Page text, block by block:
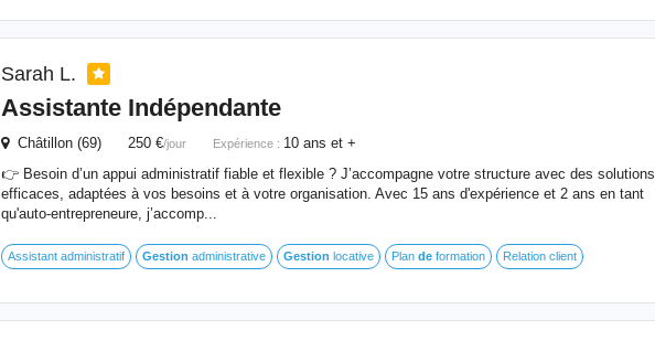
Sarah L.
Assistante Indépendante
Châtillon (69) 250 €/jour Expérience : 10 ans et +
👉 Besoin d’un appui administratif fiable et flexible ? J’accompagne votre structure avec des solutions
efficaces, adaptées à vos besoins et à votre organisation. Avec 15 ans d'expérience et 2 ans en tant
qu'auto-entrepreneure, j’accomp...
Assistant administratif Gestion administrative Gestion locative Plan deformation Relation client